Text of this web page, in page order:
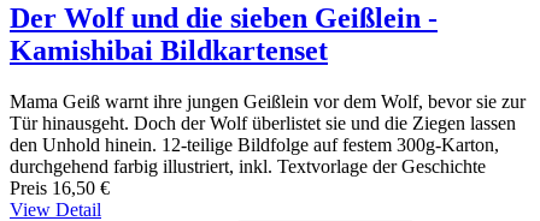
Der Wolf und die sieben Geißlein -
Kamishibai Bildkartenset
Mama Geiß warnt ihre jungen Geißlein vor dem Wolf, bevor sie zur
Tür hinausgeht. Doch der Wolf überlistet sie und die Ziegen lassen
den Unhold hinein. 12-teilige Bildfolge auf festem 300g-Karton,
durchgehend farbig illustriert, inkl. Textvorlage der Geschichte
Preis 16,50 €
View Detail